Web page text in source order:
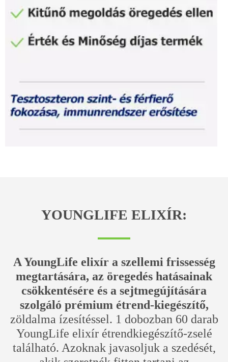
YOUNGLIFE ELIXÍR:
A YoungLife elixír a szellemi frissesség
megtartására, az öregedés hatásainak
csökkentésére és a sejtmegújítására
szolgáló prémium étrend-kiegészítő,
zöldalma ízesítéssel. 1 dobozban 60 darab
YoungLife elixír étrendkiegészítő-zselé
található. Azoknak javasoljuk a szedését,